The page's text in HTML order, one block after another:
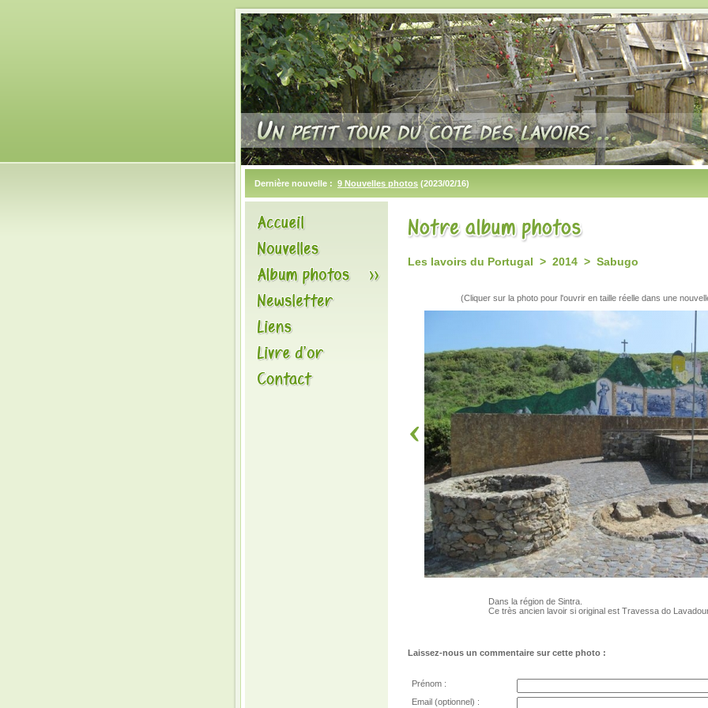
Dernière nouvelle : 9 Nouvelles photos (2023/02/16)
Les lavoirs du Portugal > 2014 > Sabugo
(Cliquer sur la photo pour l'ouvrir en taille réelle dans une
Dans la région de Sintra.
Ce très ancien lavoir si original est Travessa do
Laissez-nous un commentaire sur cette photo :
Prénom :
Email (optionnel) :